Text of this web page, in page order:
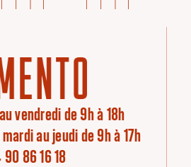
vendredi de 9h à 18h
au jeudi de 9h à 17h
90 86 16 18